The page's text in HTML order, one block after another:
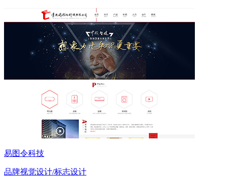
易图令科技
品牌视觉设计/标志设计